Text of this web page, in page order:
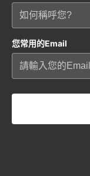
您常用的Email